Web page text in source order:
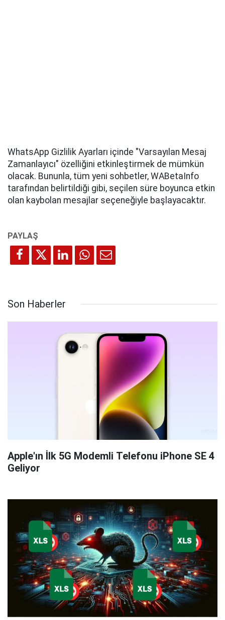
WhatsApp Gizlilik Ayarları içinde "Varsayılan Mesaj
Zamanlayıcı" özelliğini etkinleştirmek de mümkün
olacak. Bununla, tüm yeni sohbetler, WABetaInfo
tarafından belirtildiği gibi, seçilen süre boyunca etkin
olan kaybolan mesajlar seçeneğiyle başlayacaktır.
Son Haberler
Apple'ın İlk 5G Modemli Telefonu iPhone SE 4
Geliyor